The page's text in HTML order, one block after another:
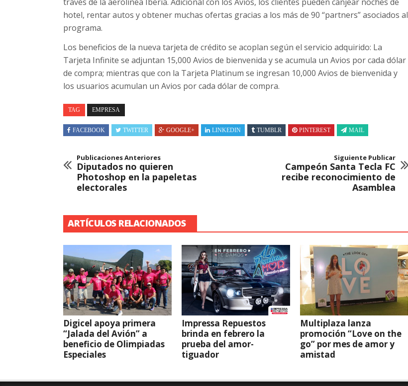
hotel, rentar autos y obtener muchas ofertas gracias a los más de 90 “partners” asociados al
programa.
Los beneficios de la nueva tarjeta de crédito se acoplan según el servicio adquirido: La
Tarjeta Infinite se adjuntan 15,000 Avios de bienvenida y se acumula un Avios por cada dólar
de compra; mientras que con la Tarjeta Platinum se ingresan 10,000 Avios de bienvenida y
los usuarios acumulan un Avios por cada dólar de compra.
TAG EMPRESA
FACEBOOK TWITTER GOOGLE+ LINKEDIN TUMBLR PINTEREST MAIL
Publicaciones Anteriores
Diputados no quieren
Photoshop en la papeletas
electorales
Siguiente Publicar
Campeón Santa Tecla FC
recibe reconocimiento de
Asamblea
ARTÍCULOS RELACIONADOS
Digicel apoya primera
“Jalada del Avión” a
beneficio de Olimpiadas
Especiales
Impressa Repuestos
brinda en febrero la
prueba del amor-
tiguador
Multiplaza lanza
promoción “Love on the
go” por mes de amor y
amistad